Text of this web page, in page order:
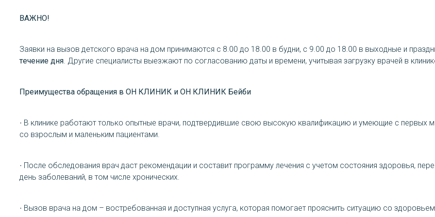
ВАЖНО!
Заявки на вызов детского врача на дом принимаются с 8.00 до 18.00 в будни, с 9.00 до 18.00 в выходные и
течение дня. Другие специалисты выезжают по согласованию даты и времени, учитывая загрузку врачей в
Преимущества обращения в ОН КЛИНИК и ОН КЛИНИК Бейби
· В клинике работают только опытные врачи, подтвердившие свою высокую квалификацию и умеющие с первых
со взрослым и маленьким пациентами.
· После обследования врач даст рекомендации и составит программу лечения с учетом состояния здоровья,
день заболеваний, в том числе хронических.
· Вызов врача на дом – востребованная и доступная услуга, которая помогает прояснить ситуацию со